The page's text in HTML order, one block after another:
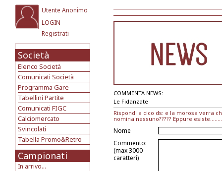
Utente Anonimo
LOGIN
Registrati
Società
Elenco Società
Comunicati Società
Programma Gare
Tabellini Partite
Comunicati FIGC
Calciomercato
Svincolati
Tabella Promo&Retro
Campionati
In arrivo...
COMMENTA NEWS:
Le Fidanzate
Rispondi a cico ds: e la morosa verra
nomina nessuno????? Eppure
Nome
Commento:
(max 3000
caratteri)